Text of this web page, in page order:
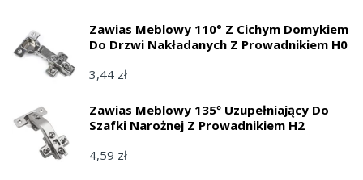
Zawias Meblowy 110° Z Cichym Domykiem
Do Drzwi Nakładanych Z Prowadnikiem H0
3,44 zł
Zawias Meblowy 135º Uzupełniający Do
Szafki Narożnej Z Prowadnikiem H2
4,59 zł